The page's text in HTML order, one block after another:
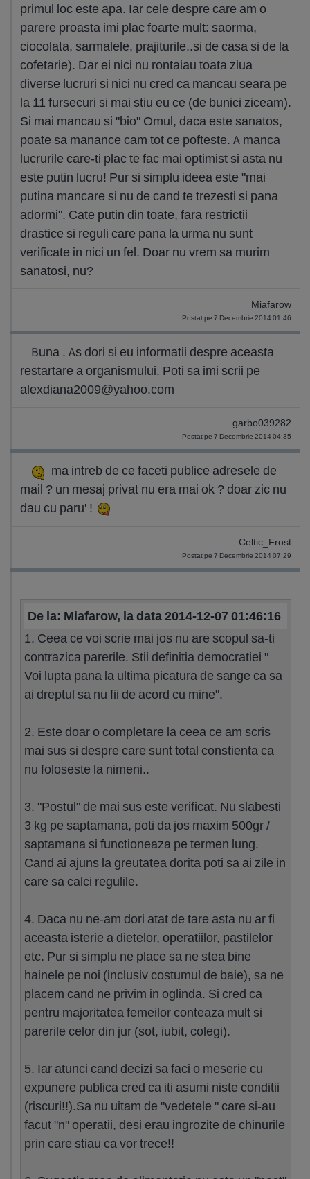
primul loc este apa. Iar cele despre care am o
parere proasta imi plac foarte mult: saorma,
ciocolata, sarmalele, prajiturile..si de casa si de la
cofetarie). Dar ei nici nu rontaiau toata ziua
diverse lucruri si nici nu cred ca mancau seara pe
la 11 fursecuri si mai stiu eu ce (de bunici ziceam).
Si mai mancau si "bio" Omul, daca este sanatos,
poate sa manance cam tot ce pofteste. A manca
lucrurile care-ti plac te fac mai optimist si asta nu
este putin lucru! Pur si simplu ideea este "mai
putina mancare si nu de cand te trezesti si pana
adormi". Cate putin din toate, fara restrictii
drastice si reguli care pana la urma nu sunt
verificate in nici un fel. Doar nu vrem sa murim
sanatosi, nu?
Miafarow
Postat pe 7 Decembrie 2014 01:46
Buna . As dori si eu informatii despre aceasta
restartare a organismului. Poti sa imi scrii pe
alexdiana2009@yahoo.com
garbo039282
Postat pe 7 Decembrie 2014 04:35
ma intreb de ce faceti publice adresele de
mail ? un mesaj privat nu era mai ok ? doar zic nu
dau cu paru' !
Celtic_Frost
Postat pe 7 Decembrie 2014 07:29
De la: Miafarow, la data 2014-12-07 01:46:16
1. Ceea ce voi scrie mai jos nu are scopul sa-ti
contrazica parerile. Stii definitia democratiei "
Voi lupta pana la ultima picatura de sange ca sa
ai dreptul sa nu fii de acord cu mine".
2. Este doar o completare la ceea ce am scris
mai sus si despre care sunt total constienta ca
nu foloseste la nimeni..
3. "Postul" de mai sus este verificat. Nu slabesti
3 kg pe saptamana, poti da jos maxim 500gr /
saptamana si functioneaza pe termen lung.
Cand ai ajuns la greutatea dorita poti sa ai zile in
care sa calci regulile.
4. Daca nu ne-am dori atat de tare asta nu ar fi
aceasta isterie a dietelor, operatiilor, pastilelor
etc. Pur si simplu ne place sa ne stea bine
hainele pe noi (inclusiv costumul de baie), sa ne
placem cand ne privim in oglinda. Si cred ca
pentru majoritatea femeilor conteaza mult si
parerile celor din jur (sot, iubit, colegi).
5. Iar atunci cand decizi sa faci o meserie cu
expunere publica cred ca iti asumi niste conditii
(riscuri!!).Sa nu uitam de "vedetele " care si-au
facut "n" operatii, desi erau ingrozite de chinurile
prin care stiau ca vor trece!!